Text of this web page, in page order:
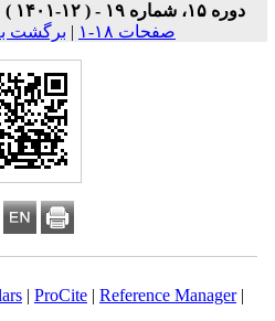
دوره ۱۵، شماره ۱۹ - ( ۱۲-۱۴۰۱ )
صفحات ۱۸-۱
| برگشت
|ProCite|Reference Manager